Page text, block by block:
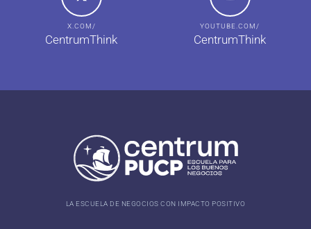
X.COM/
CentrumThink
YOUTUBE.COM/
CentrumThink
LA ESCUELA DE NEGOCIOS CON IMPACTO POSITIVO